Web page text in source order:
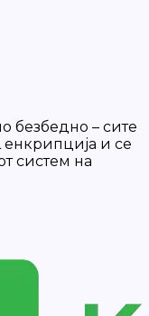
безбедно – сите
енкрипција и се
систем на